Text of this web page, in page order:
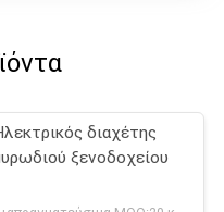
διαχέτης
ξενοδοχείου